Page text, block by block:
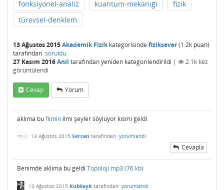
fonksiyonel-analiz kuantum-mekaniği
fizik
türevsel-denklem
13 Ağustos 2015Akademik Fizikkategorisinde fiziksever(1.2k puan)
tarafından soruldu
27 Kasım 2016Anil tarafındanyeniden kategorilendirildi | 2.1k kez
görüntülendi
Cevap Yorum
aklıma bufilmin ilmi şeyler söylüyor kısmı geldi.
13 Ağustos 2015 Sercan tarafından yorumlandı
Cevapla
Benimde aklıma bu geldi.Topoloji.mp3 (76 kb)
13 Ağustos 2015 KubilayK tarafından yorumlandı